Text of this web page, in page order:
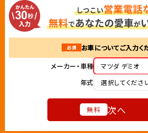
必須
お車についてご入力く
メーカー・車種
マツダ デミオ
年式
選択してくださ
無料 次へ